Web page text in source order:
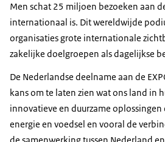
Men schat 25 miljoen bezoeken aan
internationaal is. Dit wereldwijde
organisaties grote internationale
zakelijke doelgroepen als dagelijkse
De Nederlandse deelname aan de
kans om te laten zien wat ons land in
innovatieve en duurzame
energie en voedsel en vooral de